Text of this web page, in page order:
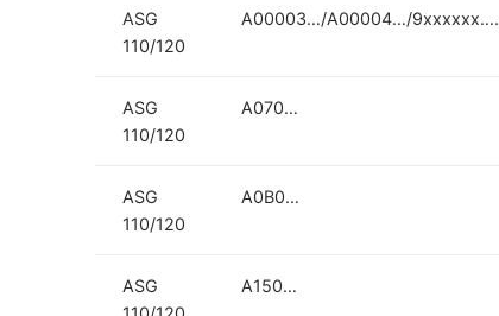
ASG
110/120
A00003…/A00004…/9xxxxxx….
ASG
110/120
A070…
ASG
110/120
A0B0…
ASG
A150…